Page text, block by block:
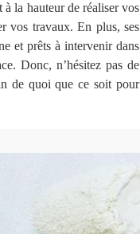
la hauteur de réaliser vos
vos travaux. En plus, ses
et prêts à intervenir dans
Donc, n’hésitez pas de
de quoi que ce soit pour